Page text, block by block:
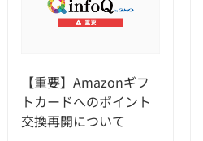
【重要】Amazonギフ
トカードへのポイント
交換再開について